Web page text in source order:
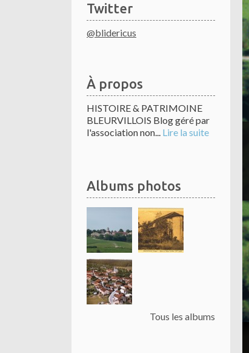
Twitter
@blidericus
À propos
HISTOIRE & PATRIMOINE
BLEURVILLOIS Blog géré par
l'association non... Lire la suite
Albums photos
Tous les albums